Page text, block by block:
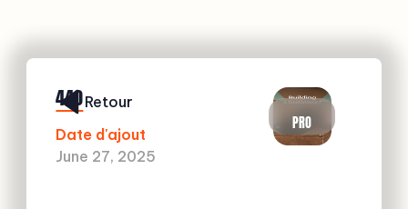
440
Date d'ajout
June 27, 2025
PRO
Retour